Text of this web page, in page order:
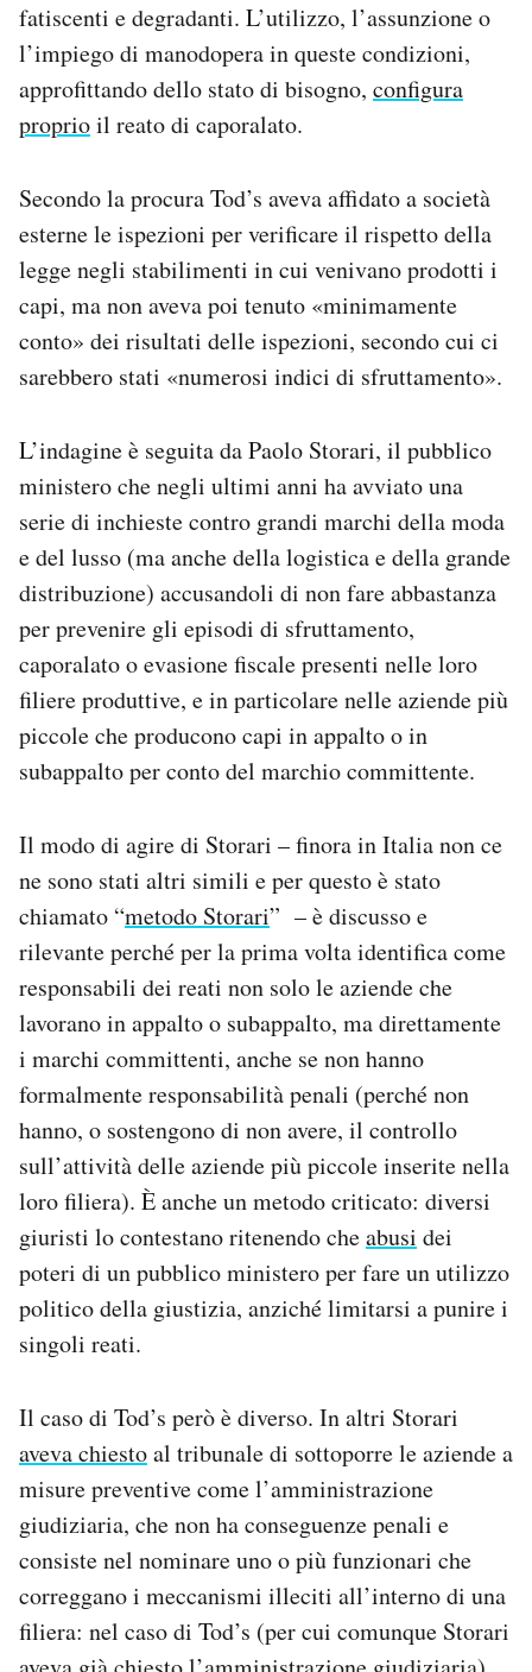
fatiscenti e degradanti. L’utilizzo, l’assunzione o
l’impiego di manodopera in queste condizioni,
approfittando dello stato di bisogno, configura
proprioil reato di caporalato.
Secondo la procura Tod’s aveva affidato a società
esterne le ispezioni per verificare il rispetto della
legge negli stabilimenti in cui venivano prodotti i
capi, ma non aveva poi tenuto «minimamente
conto» dei risultati delle ispezioni, secondo cui ci
sarebbero stati «numerosi indici di sfruttamento».
L’indagine è seguita da Paolo Storari, il pubblico
ministero che negli ultimi anni ha avviato una
serie di inchieste contro grandi marchi della moda
e del lusso (ma anche della logistica e della grande
distribuzione) accusandoli di non fare abbastanza
per prevenire gli episodi di sfruttamento,
caporalato o evasione fiscale presenti nelle loro
filiere produttive, e in particolare nelle aziende più
piccole che producono capi in appalto o in
subappalto per conto del marchio committente.
Il modo di agire di Storari – finora in Italia non ce
ne sono stati altri simili e per questo è stato
chiamato “metodo Storari” – è discusso e
rilevante perché per la prima volta identifica come
responsabili dei reati non solo le aziende che
lavorano in appalto o subappalto, ma direttamente
i marchi committenti, anche se non hanno
formalmente responsabilità penali (perché non
hanno, o sostengono di non avere, il controllo
sull’attività delle aziende più piccole inserite nella
loro filiera). È anche un metodo criticato: diversi
giuristi lo contestano ritenendo cheabusi dei
poteri di un pubblico ministero per fare un utilizzo
politico della giustizia, anziché limitarsi a punire i
singoli reati.
Il caso di Tod’s però è diverso. In altri Storari
aveva chiestoal tribunale di sottoporre le aziende a
misure preventive come l’amministrazione
giudiziaria, che non ha conseguenze penali e
consiste nel nominare uno o più funzionari che
correggano i meccanismi illeciti all’interno di una
filiera: nel caso di Tod’s (per cui comunque Storari